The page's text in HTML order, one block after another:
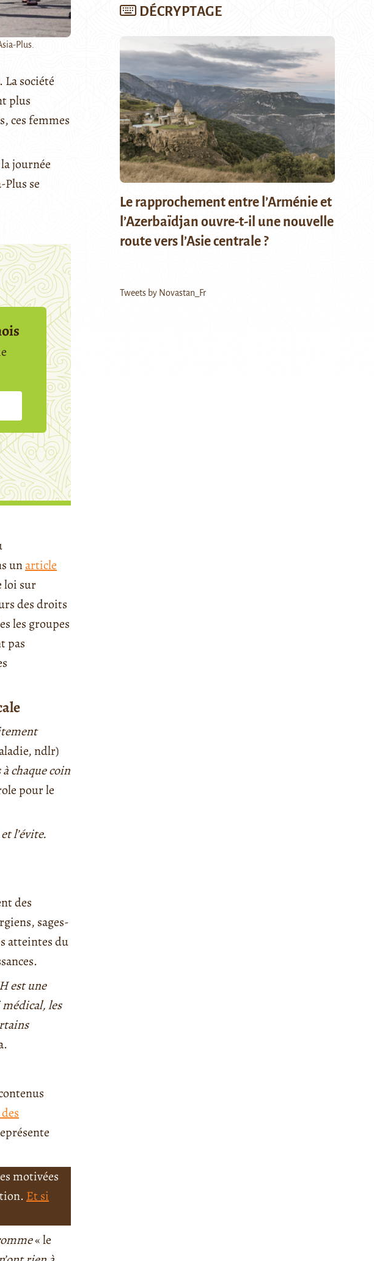
Plus.
société
plus
ces femmes
journée
se
unarticle
loi sur
des droits
les groupes
pas
ndlr)
chaque coin
pour le
l’évite.
des
sages-
atteintes du
est une
les
motivées
Et si
« le
DÉCRYPTAGE
Le rapprochement entre l’Arménie et
l’Azerbaïdjan ouvre-t-il une nouvelle
route vers l’Asie centrale ?
Tweets by Novastan_Fr